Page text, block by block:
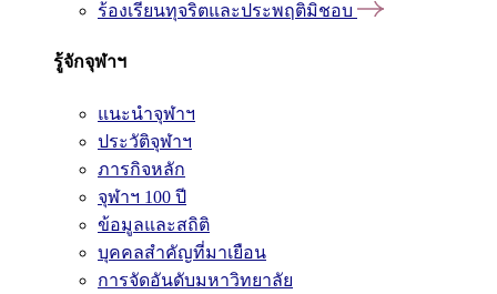
ร้องเรียนทุจริตและประพฤติมิชอบ
รู้จักจุฬาฯ
แนะนำจุฬาฯ
ประวัติจุฬาฯ
ภารกิจหลัก
จุฬาฯ 100 ปี
ข้อมูลและสถิติ
บุคคลสำคัญที่มาเยือน
การจัดอันดับมหาวิทยาลัย